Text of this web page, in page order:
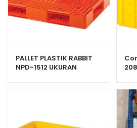
PALLET PLASTIK RABBIT
NPD-1512 UKURAN